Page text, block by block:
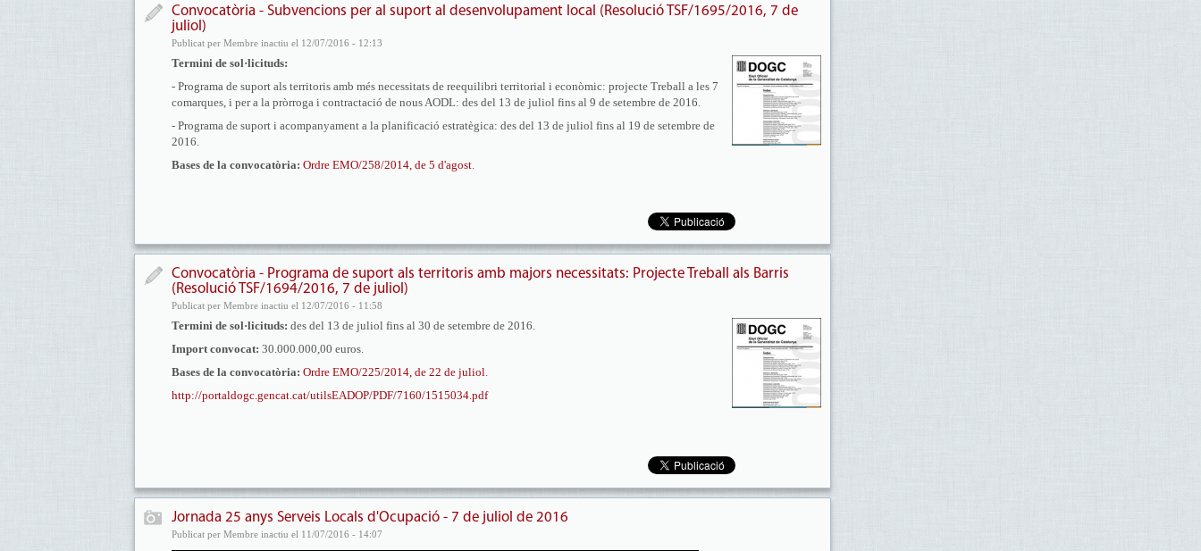
Convocatòria - Subvencions per al suport al desenvolupament local (Resolució TSF/1695/2016, 7 de
juliol)
Publicat per Membre inactiu el 12/07/2016 - 12:13
Termini de sol·licituds:
- Programa de suport als territoris amb més necessitats de reequilibri territorial i econòmic: projecte Treball a les 7
comarques, i per a la pròrroga i contractació de nous AODL: des del 13 de juliol fins al 9 de setembre de 2016.
- Programa de suport i acompanyament a la planificació estratègica: des del 13 de juliol fins al 19 de setembre de
2016.
Bases de la convocatòria: Ordre EMO/258/2014, de 5 d'agost.
Convocatòria - Programa de suport als territoris amb majors necessitats: Projecte Treball als Barris
(Resolució TSF/1694/2016, 7 de juliol)
Publicat per Membre inactiu el 12/07/2016 - 11:58
Termini de sol·licituds: des del 13 de juliol fins al 30 de setembre de 2016.
Import convocat: 30.000.000,00 euros.
Bases de la convocatòria: Ordre EMO/225/2014, de 22 de juliol.
http://portaldogc.gencat.cat/utilsEADOP/PDF/7160/1515034.pdf
Jornada 25 anys Serveis Locals d'Ocupació - 7 de juliol de 2016
Publicat per Membre inactiu el 11/07/2016 - 14:07